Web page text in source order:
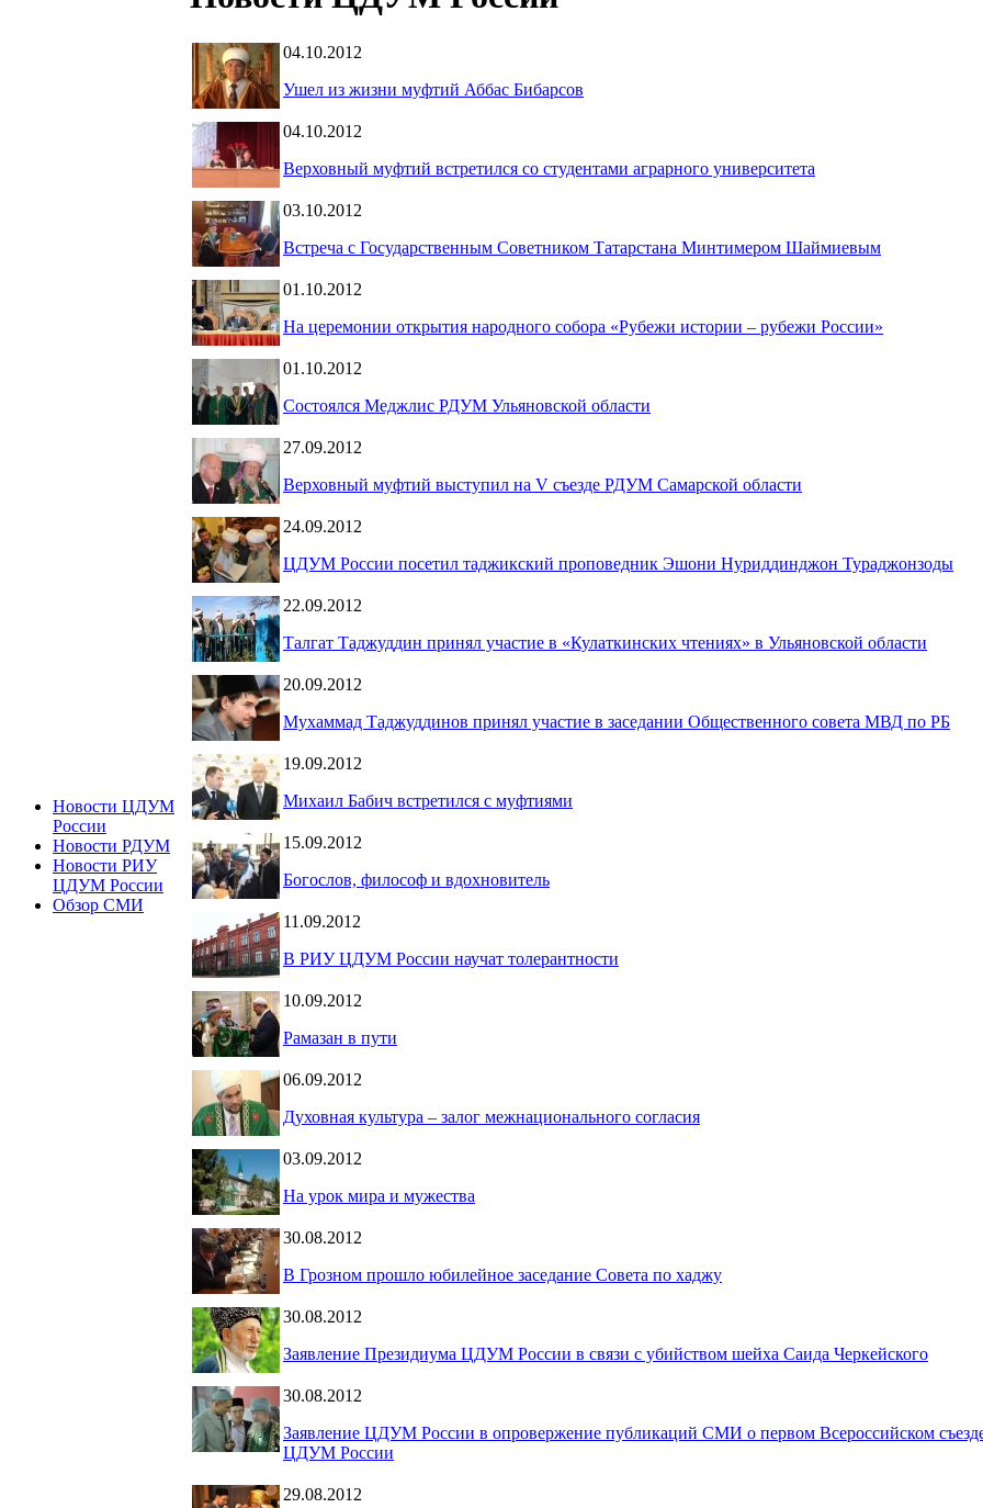
Новости ЦДУМ
России
Новости РДУМ
Новости РИУ
ЦДУМ России
Обзор СМИ
04.10.2012
Ушел из жизни муфтий Аббас Бибарсов
04.10.2012
Верховный муфтий встретился со студентами аграрного университета
03.10.2012
Встреча с Государственным Советником Татарстана Минтимером Шаймиевым
01.10.2012
На церемонии открытия народного собора «Рубежи истории – рубежи России»
01.10.2012
Состоялся Меджлис РДУМ Ульяновской области
27.09.2012
Верховный муфтий выступил на V съезде РДУМ Самарской области
24.09.2012
ЦДУМ России посетил таджикский проповедник Эшони Нуриддинджон Тураджонзоды
22.09.2012
Талгат Таджуддин принял участие в «Кулаткинских чтениях» в Ульяновской области
20.09.2012
Мухаммад Таджуддинов принял участие в заседании Общественного совета МВД по РБ
19.09.2012
Михаил Бабич встретился с муфтиями
15.09.2012
Богослов, философ и вдохновитель
11.09.2012
В РИУ ЦДУМ России научат толерантности
10.09.2012
Рамазан в пути
06.09.2012
Духовная культура – залог межнационального согласия
03.09.2012
На урок мира и мужества
30.08.2012
В Грозном прошло юбилейное заседание Совета по хаджу
30.08.2012
Заявление Президиума ЦДУМ России в связи с убийством шейха Саида Черкейского
30.08.2012
Заявление ЦДУМ России в опровержение публикаций СМИ о первом Всероссийском
ЦДУМ России
29.08.2012